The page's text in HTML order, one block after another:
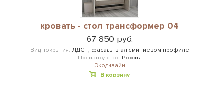
кровать - стол трансформер 04
67 850 руб.
Вид покрытия: ЛДСП, фасады в алюминиевом профиле
Производство: Россия
Экодизайн
В корзину